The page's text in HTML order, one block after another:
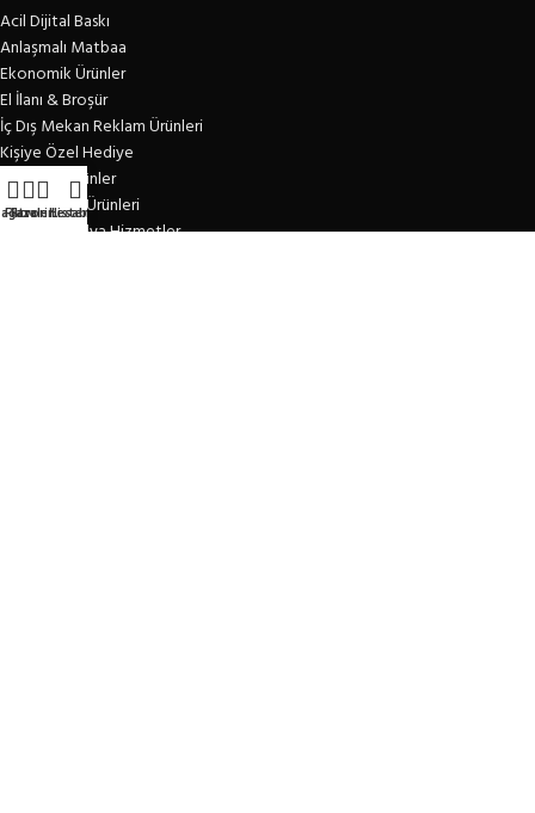
Acil Dijital Baskı
Anlaşmalı Matbaa
Ekonomik Ürünler
El İlanı & Broşür
İç Dış Mekan Reklam Ürünleri
Kişiye Özel Hediye
Kurumsal Ürünler
Promosyon Ürünleri
Tasarım Medya Hizmetler
Filtreler
Favori Listem
Hesabım